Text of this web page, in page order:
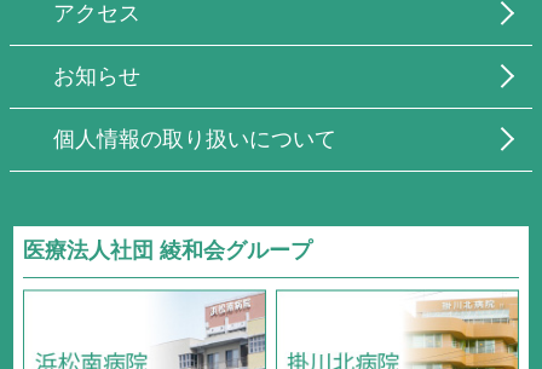
アクセス
お知らせ
個人情報の取り扱いについて
医療法人社団 綾和会グループ